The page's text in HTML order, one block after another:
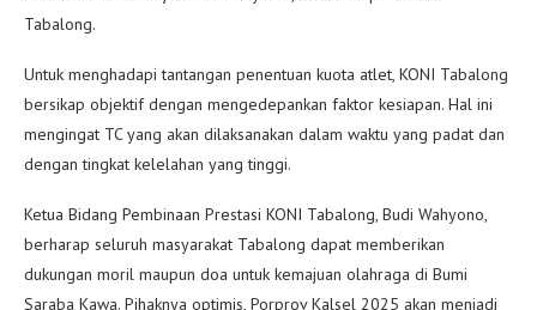
Tabalong.
Untuk menghadapi tantangan penentuan kuota atlet, KONI Tabalong
bersikap objektif dengan mengedepankan faktor kesiapan. Hal ini
mengingat TC yang akan dilaksanakan dalam waktu yang padat dan
dengan tingkat kelelahan yang tinggi.
Ketua Bidang Pembinaan Prestasi KONI Tabalong, Budi Wahyono,
berharap seluruh masyarakat Tabalong dapat memberikan
dukungan moril maupun doa untuk kemajuan olahraga di Bumi
Saraba Kawa. Pihaknya optimis, Porprov Kalsel 2025 akan menjadi